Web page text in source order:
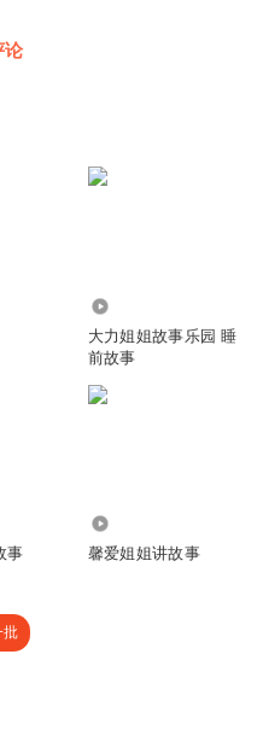
论
大力姐姐故事乐园 睡
前故事
事 馨爱姐姐讲故事
批